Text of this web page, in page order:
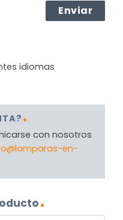
idiomas
con nosotros
en-